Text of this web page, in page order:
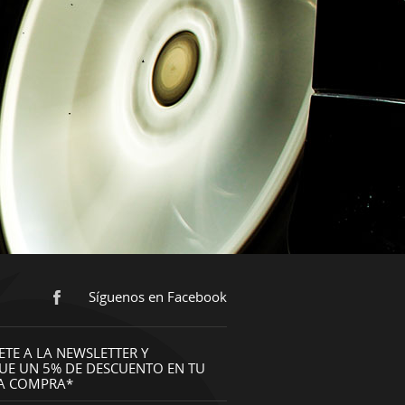
Síguenos en Facebook
A LA NEWSLETTER Y
UN 5% DE DESCUENTO EN TU
COMPRA*